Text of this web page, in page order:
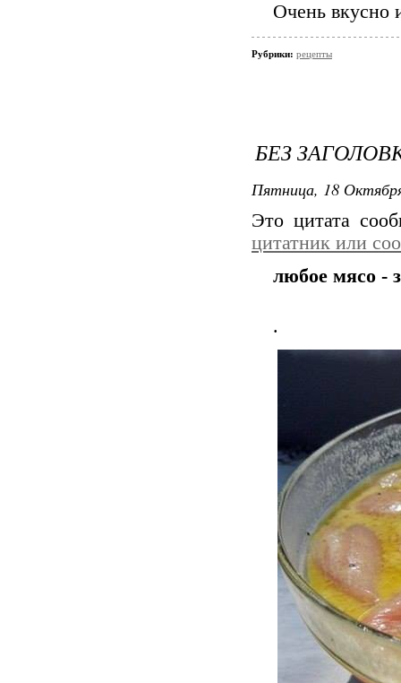
Очень вкусно
Рубрики: рецепты
БЕЗ
Пятница, 18
Это цитата
цитатник или
любое мясо -
.